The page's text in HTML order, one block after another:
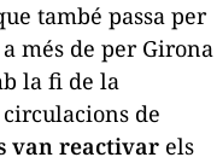
també passa per
més de per Girona
la fi de la
de
van reactivar els